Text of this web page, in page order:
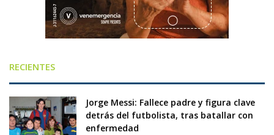
RECIENTES
Jorge Messi: Fallece padre y figura clave
detrás del futbolista, tras batallar con
enfermedad